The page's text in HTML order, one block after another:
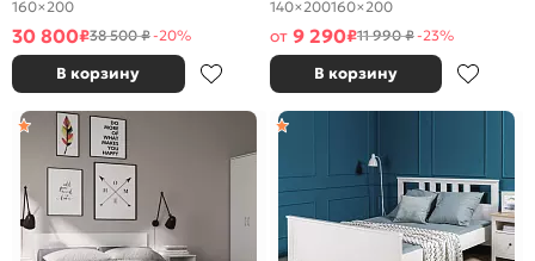
160×200
30 800₽38 500 ₽-20%
В корзину
140×200160×200
от 9 290₽11 990 ₽-23%
В корзину